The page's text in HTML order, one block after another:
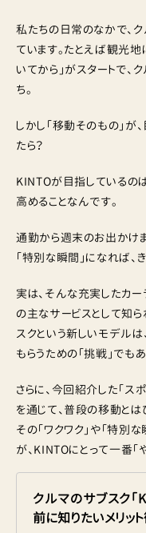
私たちの日常のなかで、
ています。たとえば観光地
いてから」がスタートで、
ち。
しかし「移動そのもの」が
たら？
KINTOが目指しているの
高めることなんです。
通勤から週末のお出かけ
「特別な瞬間」になれば、
実は、そんな充実したカ
の主なサービスとして知
スクという新しいモデル
もらうための「挑戦」でもあ
さらに、今回紹介した「ス
を通じて、普段の移動とは
その「ワクワク」や「特別
が、KINTOにとって一番「
クルマのサブスク
前に知りたいメリッ